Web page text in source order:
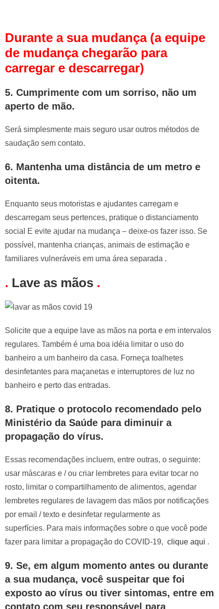
Durante a sua mudança (a equipe
de mudança chegarão para
carregar e descarregar)
5. Cumprimente com um sorriso, não um
aperto de mão.
Será simplesmente mais seguro usar outros métodos de
saudação sem contato.
6. Mantenha uma distância de um metro e
oitenta.
Enquanto seus motoristas e ajudantes carregam e
descarregam seus pertences, pratique o distanciamento
social E evite ajudar na mudança – deixe-os fazer isso. Se
possível, mantenha crianças, animais de estimação e
familiares vulneráveis em uma área separada .
. Lave as mãos .
Solicite que a equipe lave as mãos na porta e em intervalos
regulares. Também é uma boa idéia limitar o uso do
banheiro a um banheiro da casa. Forneça toalhetes
desinfetantes para maçanetas e interruptores de luz no
banheiro e perto das entradas.
8. Pratique o protocolo recomendado pelo
Ministério da Saúde para diminuir a
propagação do vírus.
Essas recomendações incluem, entre outras, o seguinte:
usar máscaras e / ou criar lembretes para evitar tocar no
rosto, limitar o compartilhamento de alimentos, agendar
lembretes regulares de lavagem das mãos por notificações
por email / texto e desinfetar regularmente as
superfícies. Para mais informações sobre o que você pode
fazer para limitar a propagação do COVID-19, clique aqui .
9. Se, em algum momento antes ou durante
a sua mudança, você suspeitar que foi
exposto ao vírus ou tiver sintomas, entre em
contato com seu responsável para